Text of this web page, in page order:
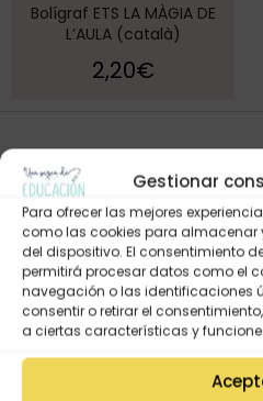
Gestionar
Para ofrecer las mejores
como las cookies para
del dispositivo. El consentimiento
permitirá procesar datos como el
navegación o las identificaciones
consentir o retirar el
a ciertas características y
Bolígraf ETS LA MÀGIA DE
L’AULA (català)
2,20€
Mi
Lista de